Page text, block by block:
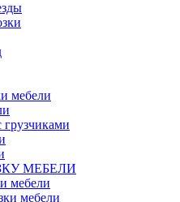
мебели
грузчиками
МЕБЕЛИ
мебели
мебели